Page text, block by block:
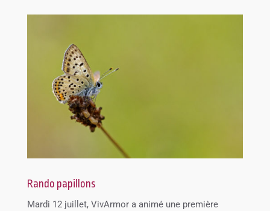
Rando papillons
Mardi 12 juillet, VivArmor a animé une première